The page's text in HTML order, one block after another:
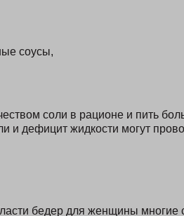
соусы,
соли в рационе и пить
и дефицит жидкости могут
бедер для женщины многие